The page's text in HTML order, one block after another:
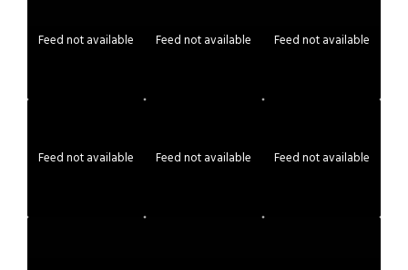
Feed not available Feed not available Feed not available
Feed not available Feed not available Feed not available